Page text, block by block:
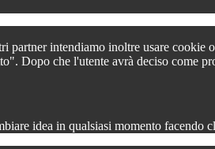
intendiamo inoltre usare
Dopo che l'utente avrà deciso come
idea in qualsiasi momento